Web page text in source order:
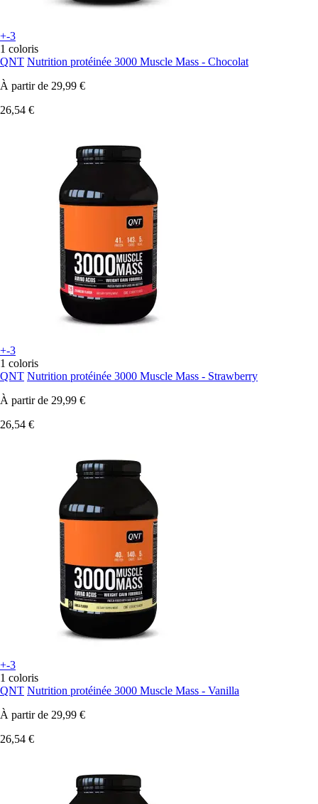
+-3
1 coloris
QNT Nutrition protéinée 3000 Muscle Mass - Chocolat
À partir de 29,99 €
26,54 €
+-3
1 coloris
QNT Nutrition protéinée 3000 Muscle Mass - Strawberry
À partir de 29,99 €
26,54 €
+-3
1 coloris
QNT Nutrition protéinée 3000 Muscle Mass - Vanilla
À partir de 29,99 €
26,54 €